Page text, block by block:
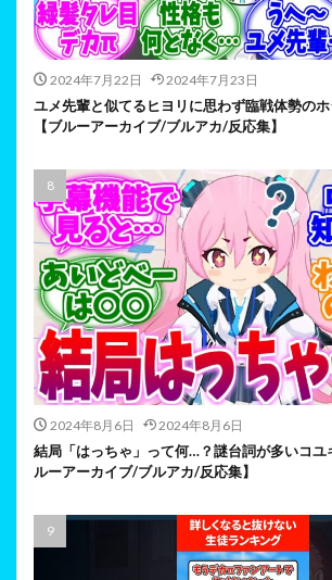
2024年7月22日 2024年7月23日
ユメ先輩と似てるヒヨリに思わず臨戦体勢の
【ブルーアーカイブ/ブルアカ/反応集】
2024年8月6日 2024年8月6日
結局「はっちゃ」って何…？謎台詞が多いコユ
ルーアーカイブ/ブルアカ/反応集】